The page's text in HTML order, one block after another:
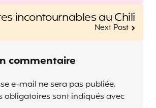
incontournables au Chili
Next Post
commentaire
e-mail ne sera pas publiée.
obligatoires sont indiqués avec